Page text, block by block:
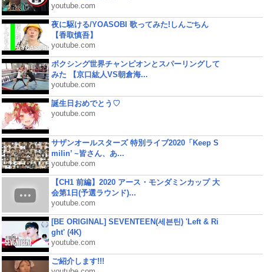
youtube.com
夜に駆ける/YOASOBI 歌ってみた!しんごちん
【香取慎吾】
youtube.com
ボクシング世界チャンピオンとスパーリングして
みた 【京口紘人VS朝倉海...
youtube.com
誕生日おめでとう♡
youtube.com
サザンオールスターズ 特別ライブ2020「Keep S
milin’ ~皆さん、あ...
youtube.com
【CH1 前編】2020 アース・モンダミンカップ 大
会第1日(予選ラウンド)...
youtube.com
[BE ORIGINAL] SEVENTEEN(세븐틴) 'Left & Ri
ght' (4K)
youtube.com
ご紹介します!!!